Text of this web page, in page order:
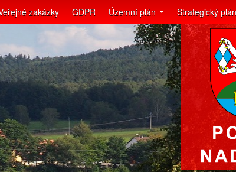
zakázky GDPR Územní plán Strategický plán